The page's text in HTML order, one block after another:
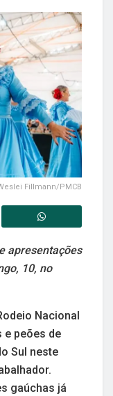
Fillmann/PMCB
apresentações
10, no
Nacional
e peões de
Sul neste
gaúchas já